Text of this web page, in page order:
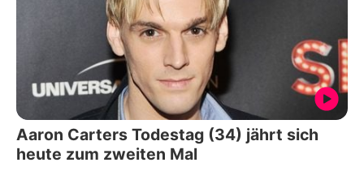
Aaron Carters Todestag (34) jährt sich
heute zum zweiten Mal